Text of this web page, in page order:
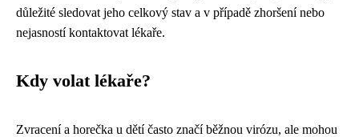
důležité sledovat jeho celkový stav a v případě zhoršení nebo
nejasností kontaktovat lékaře.
Kdy volat lékaře?
Zvracení a horečka u dětí často značí běžnou virózu, ale mohou